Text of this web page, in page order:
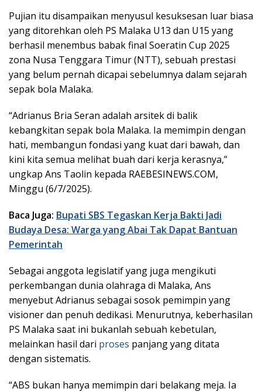
Pujian itu disampaikan menyusul kesuksesan luar biasa
yang ditorehkan oleh PS Malaka U13 dan U15 yang
berhasil menembus babak final Soeratin Cup 2025
zona Nusa Tenggara Timur (NTT), sebuah prestasi
yang belum pernah dicapai sebelumnya dalam sejarah
sepak bola Malaka.
“Adrianus Bria Seran adalah arsitek di balik
kebangkitan sepak bola Malaka. Ia memimpin dengan
hati, membangun fondasi yang kuat dari bawah, dan
kini kita semua melihat buah dari kerja kerasnya,”
ungkap Ans Taolin kepada RAEBESINEWS.COM,
Minggu (6/7/2025).
Baca Juga: Bupati SBS Tegaskan Kerja Bakti Jadi
Budaya Desa: Warga yang Abai Tak Dapat Bantuan
Pemerintah
Sebagai anggota legislatif yang juga mengikuti
perkembangan dunia olahraga di Malaka, Ans
menyebut Adrianus sebagai sosok pemimpin yang
visioner dan penuh dedikasi. Menurutnya, keberhasilan
PS Malaka saat ini bukanlah sebuah kebetulan,
melainkan hasil dari proses panjang yang ditata
dengan sistematis.
“ABS bukan hanya memimpin dari belakang meja. Ia